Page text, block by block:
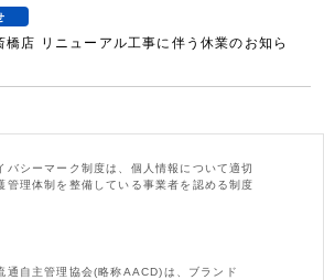
橋店 リニューアル工事に伴う休業のお知ら
バシーマーク制度は、個人情報について適切
管理体制を整備している事業者を認める制度
通自主管理協会(略称AACD)は、ブランド